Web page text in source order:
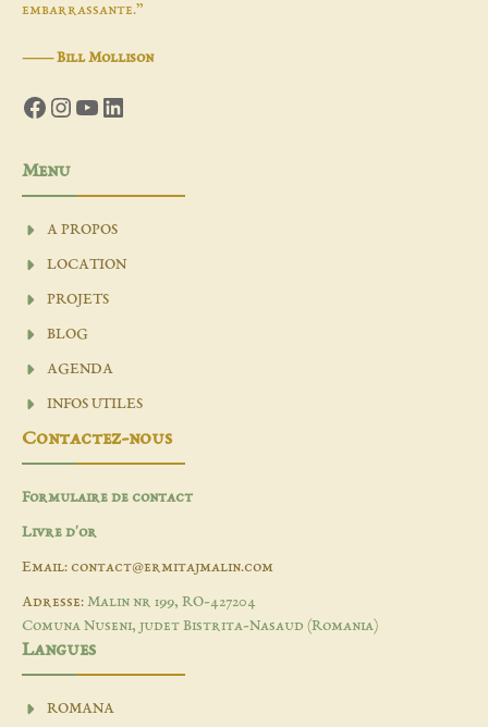
embarrassante.”
―Bill Mollison
Facebook
Instagram
YouTube
LinkedIn
Menu
A PROPOS
LOCATION
PROJETS
BLOG
AGENDA
INFOS UTILES
Contactez-nous
Formulaire de contact
Livre d'or
Email: contact@ermitajmalin.com
Adresse: Malin nr 199, RO-427204
Comuna Nuseni, judet Bistrita-Nasaud (Romania)
Langues
ROMANA